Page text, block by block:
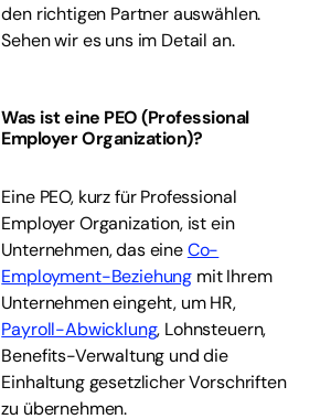
den richtigen Partner auswählen.
Sehen wir es uns im Detail an.
Was ist eine PEO (Professional
Employer Organization)?
Eine PEO, kurz für Professional
Employer Organization, ist ein
Unternehmen, das eineCo-
Employment-Beziehung mit Ihrem
Unternehmen eingeht, um HR,
Payroll-Abwicklung, Lohnsteuern,
Benefits-Verwaltung und die
Einhaltung gesetzlicher Vorschriften
zu übernehmen.